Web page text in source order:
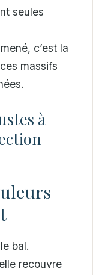
seules
c’est la
massifs
à
bal.
recouvre